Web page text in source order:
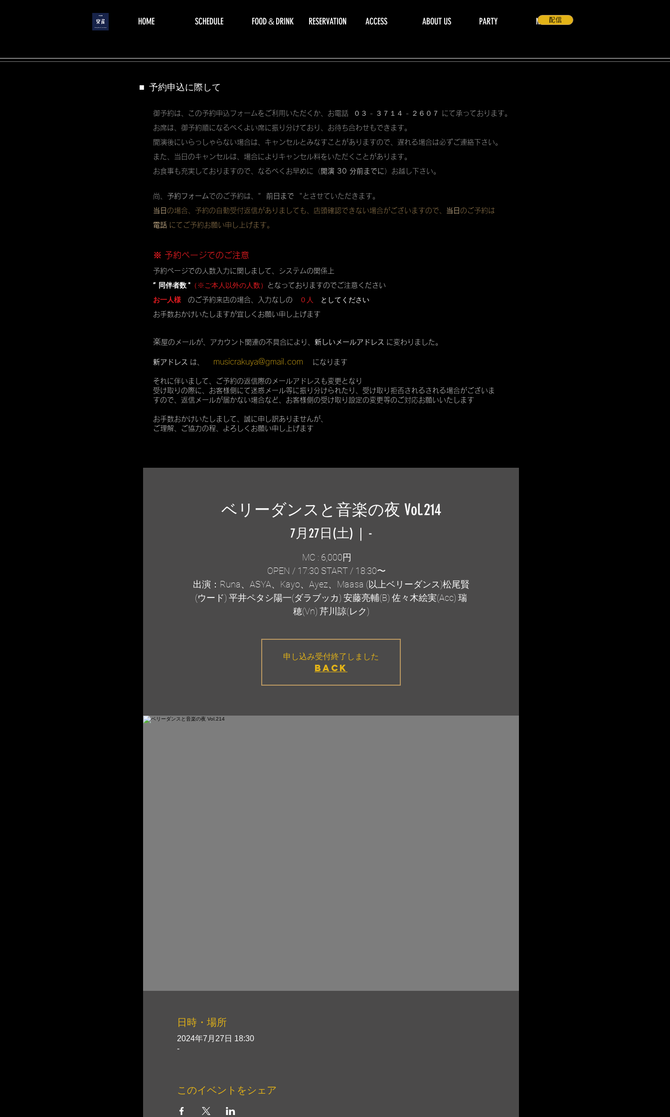
menu HOME SCHEDULE FOOD＆DRINK RESERVATION ACCESS ABOUT US PARTY NEWS配信
■ 予約申込に際して
御予約は、この予約申込フォームをご利用いただくか、お電話 ０３ - ３７１４ - ２６０７ にて承っております。
お席は、御予約順になるべくよい席に振り分けており、お待ち合わせもできます。
開演後にいらっしゃらない場合は、キャンセルとみなすことがありますので、遅れる場合は必ずご連絡下さい。
また、当日のキャンセルは、場合によりキャンセル料をいただくことがあります。
お食事も充実しておりますので、なるべくお早めに（ 開演 30 分前までに）お越し下さい。
尚、 予約フォームでのご予約は、" 前日まで "とさせていただきます。
当日 の場合、予約の自動受付返信がありましても、店頭確認できない場合がございますので、 当日 のご予約は
電話 にてご予約お願い申し上げます。
※ 予約ページでのご注意
予約ページでの人数入力に関しまして、システムの関係上
” 同伴者数 " （※ご本人以外の人数） となっておりますのでご注意ください
お一人様 のご予約来店の場合、入力なしの ０人 としてください
お手数おかけいたしますが宜しくお願い申し上げます
楽屋のメールが、アカウント関連の不具合により、 新しいメールアドレス に変わりました。
新アドレス は、 musicrakuya@gmail.com になります
それに伴いまして、ご予約の返信際のメールアドレスも変更となり
受け取りの際に、お客様側にて迷惑メール等に振り分けられたり、受け取り拒否されるされる場合がございま
すので、返信メールが届かない場合など、お客様側の受け取り設定の変更等のご対応お願いいたします
お手数おかけいたしまして、誠に申し訳ありませんが、
ご理解、ご協力の程、よろしくお願い申し上げます
ベリーダンスと音楽の夜 Vol.214
7月27日(土)
  |
-
MC : 6,000円
OPEN / 17:30 START / 18:30〜
出演：Runa、ASYA、Kayo、Ayez、Maasa (以上ベリーダンス)松尾賢
(ウード) 平井ペタシ陽一(ダラブッカ) 安藤亮輔(B) 佐々木絵実(Acc) 瑞
穂(Vn) 芹川諒(レク)
申し込み受付終了しました
BACK
日時・場所
2024年7月27日 18:30
-
このイベントをシェア